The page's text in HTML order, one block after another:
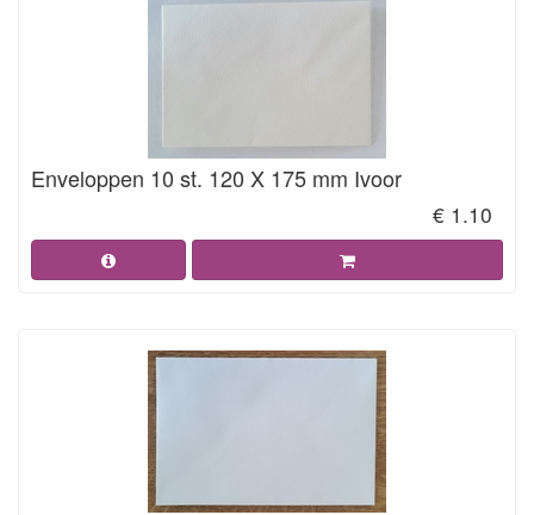
Enveloppen 10 st. 120 X 175 mm Ivoor
€ 1.10